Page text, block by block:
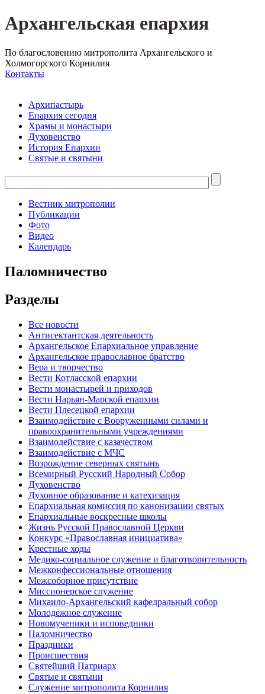
Архангельская епархия
По благословению митрополита Архангельского и
Холмогорского Корнилия
Контакты
Архипастырь
Епархия сегодня
Храмы и монастыри
Духовенство
История Епархии
Святые и святыни
Вестник митрополии
Публикации
Фото
Видео
Календарь
Паломничество
Разделы
Все новости
Антисектантская деятельность
Архангельское Епархиальное управление
Архангельское православное братство
Вера и творчество
Вести Котласской епархии
Вести монастырей и приходов
Вести Нарьян-Марской епархии
Вести Плесецкой епархии
Взаимодействие с Вооруженными силами и
правоохранительными учреждениями
Взаимодействие с казачеством
Взаимодействие с МЧС
Возрождение северных святынь
Всемирный Русский Народный Собор
Духовенство
Духовное образование и катехизация
Епархиальная комиссия по канонизации святых
Епархиальные воскресные школы
Жизнь Русской Православной Церкви
Конкурс «Православная инициатива»
Крестные ходы
Медико-социальное служение и благотворительность
Межконфессиональные отношения
Межсоборное присутствие
Миссионерское служение
Михаило-Архангельский кафедральный собор
Молодежное служение
Новомученики и исповедники
Паломничество
Праздники
Происшествия
Святейший Патриарх
Святые и святыни
Служение митрополита Корнилия